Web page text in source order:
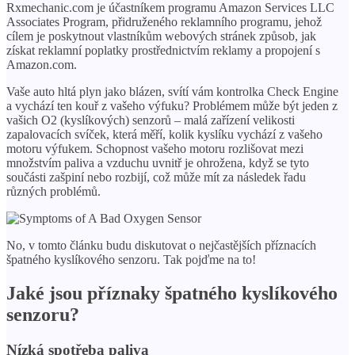
Rxmechanic.com je účastníkem programu Amazon Services LLC
Associates Program, přidruženého reklamního programu, jehož
cílem je poskytnout vlastníkům webových stránek způsob, jak
získat reklamní poplatky prostřednictvím reklamy a propojení s
Amazon.com.
Vaše auto hltá plyn jako blázen, svítí vám kontrolka Check Engine
a vychází ten kouř z vašeho výfuku? Problémem může být jeden z
vašich O2 (kyslíkových) senzorů – malá zařízení velikosti
zapalovacích svíček, která měří, kolik kyslíku vychází z vašeho
motoru výfukem. Schopnost vašeho motoru rozlišovat mezi
množstvím paliva a vzduchu uvnitř je ohrožena, když se tyto
součásti zašpiní nebo rozbijí, což může mít za následek řadu
různých problémů.
No, v tomto článku budu diskutovat o nejčastějších příznacích
špatného kyslíkového senzoru. Tak pojďme na to!
Jaké jsou příznaky špatného kyslíkového
senzoru?
Nízká spotřeba paliva